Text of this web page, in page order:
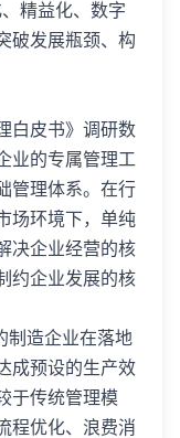
精益化、数字
破发展瓶颈、构
白皮书》调研数
业的专属管理工
管理体系。在行
场环境下，单纯
决企业经营的核
约企业发展的核
制造企业在落地
成预设的生产效
于传统管理模
程优化、浪费消